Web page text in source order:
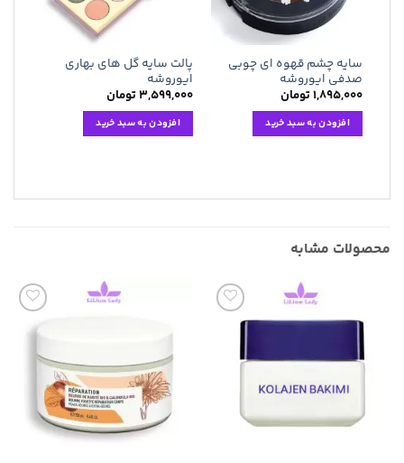
سایه چشم قهوه ای چوبی
صدفی ایوروشه
۱,۸۹۵,۰۰۰تومان
افزودن به سبد خرید
پالت سایه گل های بهاری
ایوروشه
۳,۵۹۹,۰۰۰تومان
افزودن به سبد خرید
محصولات مشابه
افزودن
به
علاقه
مندی
افزودن
به
مندی